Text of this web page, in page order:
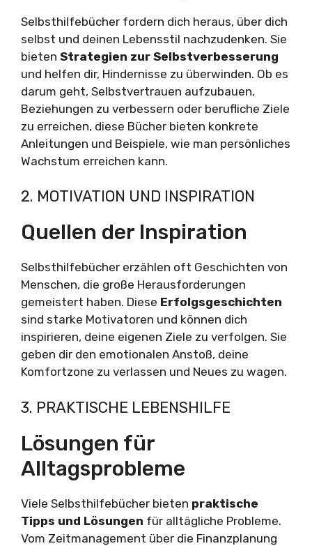
Selbsthilfebücher fordern dich heraus, über dich
selbst und deinen Lebensstil nachzudenken. Sie
bieten Strategien zur Selbstverbesserung
und helfen dir, Hindernisse zu überwinden. Ob es
darum geht, Selbstvertrauen aufzubauen,
Beziehungen zu verbessern oder berufliche Ziele
zu erreichen, diese Bücher bieten konkrete
Anleitungen und Beispiele, wie man persönliches
Wachstum erreichen kann.
2. MOTIVATION UND INSPIRATION
Quellen der Inspiration
Selbsthilfebücher erzählen oft Geschichten von
Menschen, die große Herausforderungen
gemeistert haben. Diese Erfolgsgeschichten
sind starke Motivatoren und können dich
inspirieren, deine eigenen Ziele zu verfolgen. Sie
geben dir den emotionalen Anstoß, deine
Komfortzone zu verlassen und Neues zu wagen.
3. PRAKTISCHE LEBENSHILFE
Lösungen für
Alltagsprobleme
Viele Selbsthilfebücher bieten praktische
Tipps und Lösungen für alltägliche Probleme.
Vom Zeitmanagement über die Finanzplanung